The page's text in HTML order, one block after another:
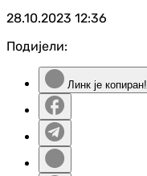
28.10.2023 12:36
Подијели:
Линк је копиран!